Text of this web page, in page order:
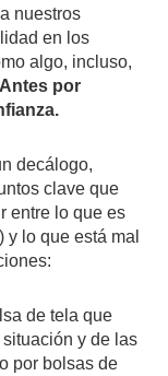
nuestros
en los
algo, incluso,
por
decálogo,
clave que
entre lo que es
lo que está mal
de tela que
y de las
por bolsas de